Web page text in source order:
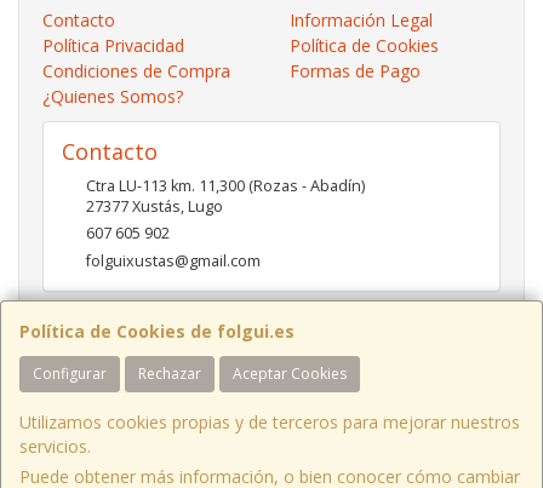
Política de Cookies de folgui.es
Configurar Rechazar Aceptar Cookies
Utilizamos cookies propias y de terceros para mejorar nuestros
servicios.
Puede obtener más información, o bien conocer cómo cambiar
Contacto
Información Legal
Política Privacidad
Política de Cookies
Condiciones de Compra
Formas de Pago
¿Quienes Somos?
Contacto
Ctra LU-113 km. 11,300 (Rozas - Abadín)
27377Xustás,Lugo
607 605 902
folguixustas@gmail.com
Horario
Lunes a viernes de 10:00 a 14:00 y de 16:00 a 20:00.
Sábados de 10:00 a 14:00 y de 16:00 a 19:00